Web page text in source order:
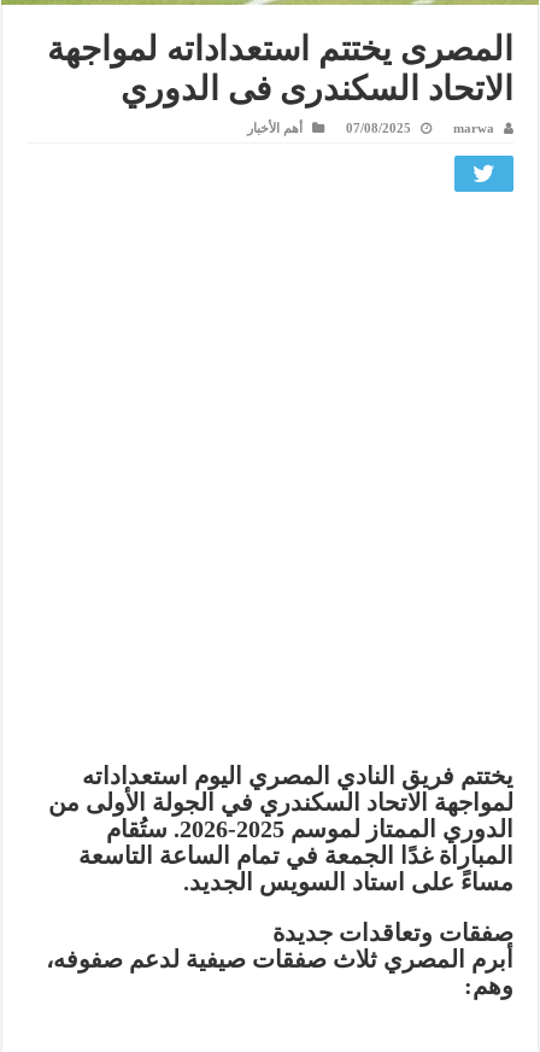
المصرى يختتم استعداداته لمواجهة
الاتحاد السكندرى فى الدوري
marwa
07/08/2025 أهم الأخبار
يختتم فريق النادي المصري اليوم استعداداته
لمواجهة الاتحاد السكندري في الجولة الأولى من
الدوري الممتاز لموسم 2025-2026. ستُقام
المباراة غدًا الجمعة في تمام الساعة التاسعة
مساءً على استاد السويس الجديد.
صفقات وتعاقدات جديدة
أبرم المصري ثلاث صفقات صيفية لدعم صفوفه،
وهم: